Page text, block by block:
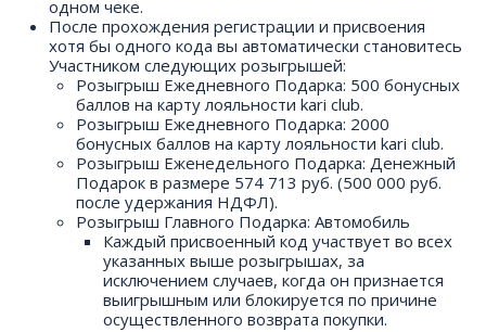
одном чеке.
После прохождения регистрации и присвоения
хотя бы одного кода вы автоматически становитесь
Участником следующих розыгрышей:
Розыгрыш Ежедневного Подарка: 500 бонусных
баллов на карту лояльности kari сlub.
Розыгрыш Ежедневного Подарка: 2000
бонусных баллов на карту лояльности kari club.
Розыгрыш Еженедельного Подарка: Денежный
Подарок в размере 574 713 руб. (500 000 руб.
после удержания НДФЛ).
Розыгрыш Главного Подарка: Автомобиль
Каждый присвоенный код участвует во всех
указанных выше розыгрышах, за
исключением случаев, когда он признается
выигрышным или блокируется по причине
осуществленного возврата покупки.